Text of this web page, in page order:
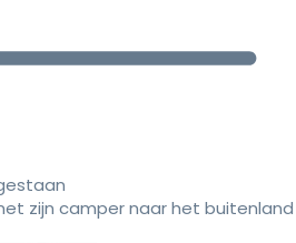
zijn camper naar het buitenland